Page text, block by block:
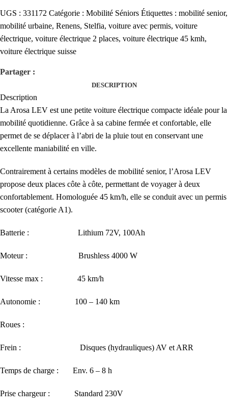
UGS : 331172 Catégorie : Mobilité Séniors Étiquettes : mobilité senior,
mobilité urbaine, Renens, Stelfia, voiture avec permis, voiture
électrique, voiture électrique 2 places, voiture électrique 45 kmh,
voiture électrique suisse
Partager :
DESCRIPTION
Description
La Arosa LEV est une petite voiture électrique compacte idéale pour la
mobilité quotidienne. Grâce à sa cabine fermée et confortable, elle
permet de se déplacer à l’abri de la pluie tout en conservant une
excellente maniabilité en ville.
Contrairement à certains modèles de mobilité senior, l’Arosa LEV
propose deux places côte à côte, permettant de voyager à deux
confortablement. Homologuée 45 km/h, elle se conduit avec un permis
scooter (catégorie A1).
Batterie : Lithium 72V, 100Ah
Moteur : Brushless 4000 W
Vitesse max : 45 km/h
Autonomie : 100 – 140 km
Roues :
Frein : Disques (hydrauliques) AV et ARR
Temps de charge : Env. 6 – 8 h
Prise chargeur : Standard 230V